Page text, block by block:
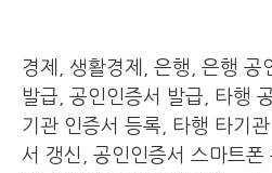
경제 생활경제 은행 은행 공
발급
공인인증서 발급 타행
기관 인증서 등록
타행 타기
서 갱신
공인인증서 스마트폰